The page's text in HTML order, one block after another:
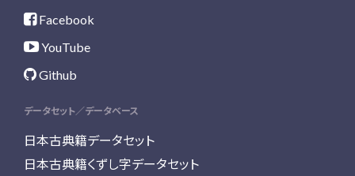
Facebook
YouTube
Github
データセット／データベース
日本古典籍データセット
日本古典籍くずし字データセット